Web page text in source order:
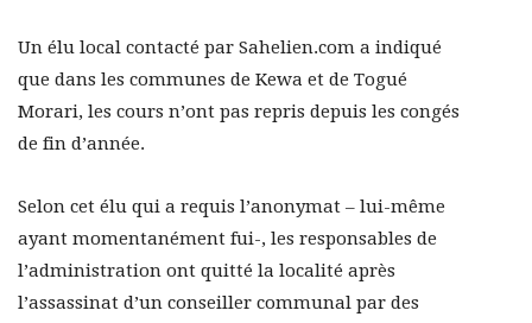
Un élu local contacté par Sahelien.com a indiqué
que dans les communes de Kewa et de Togué
Morari, les cours n’ont pas repris depuis les congés
de fin d’année.
Selon cet élu qui a requis l’anonymat – lui-même
ayant momentanément fui-, les responsables de
l’administration ont quitté la localité après
l’assassinat d’un conseiller communal par des